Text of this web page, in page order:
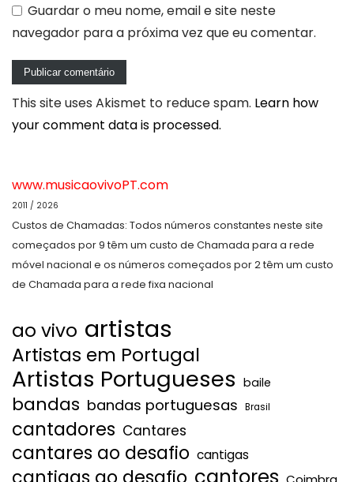
Guardar o meu nome, email e site neste
navegador para a próxima vez que eu comentar.
This site uses Akismet to reduce spam. Learn how
your comment data is processed.
www.musicaovivoPT.com
2011 / 2026
Custos de Chamadas: Todos números constantes neste site
começados por 9 têm um custo de Chamada para a rede
móvel nacional e os números começados por 2 têm um custo
de Chamada para a rede fixa nacional
ao vivo artistas
Artistas em Portugal
Artistas Portugueses baile
bandas bandas portuguesas Brasil
cantadores Cantares
cantares ao desafio cantigas